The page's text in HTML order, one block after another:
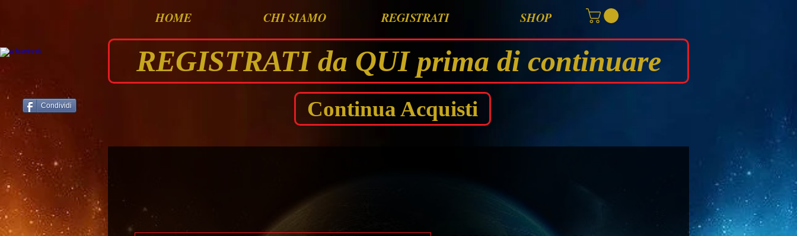
HOME CHI SIAMO REGISTRATI SHOP
REGISTRATI da QUI prima di continuare
Continua Acquisti
Condividi